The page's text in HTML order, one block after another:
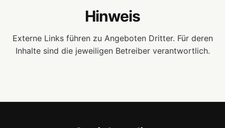
Hinweis
Externe Links führen zu Angeboten Dritter. Für deren
Inhalte sind die jeweiligen Betreiber verantwortlich.